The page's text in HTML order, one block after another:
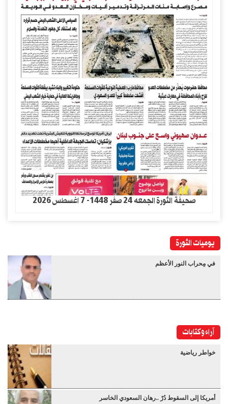
صحيفة الثورة الجمعه 24 صفر 1448- 7 اغسطس 2026
يوميات الثورة
في مِحراب النور الأعظم
آراء وكتابات
خواطر رياضية
أمريكا إلى السقوط دُرْ ..رهان السعودي الخاسر